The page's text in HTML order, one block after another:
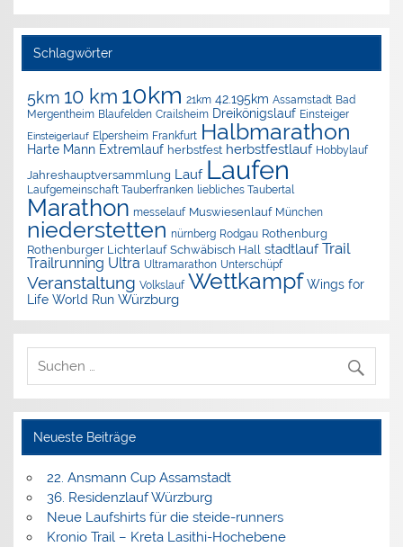
Schlagwörter
5km 10 km 10km 21km 42.195km Assamstadt Bad
Mergentheim Blaufelden Crailsheim Dreikönigslauf Einsteiger
Einsteigerlauf Elpersheim Frankfurt Halbmarathon
Harte Mann Extremlauf herbstfest herbstfestlauf Hobbylauf
Jahreshauptversammlung Lauf Laufen
Laufgemeinschaft Tauberfranken liebliches Taubertal
Marathon messelauf Muswiesenlauf München
niederstetten nürnberg Rodgau Rothenburg
Rothenburger Lichterlauf Schwäbisch Hall stadtlauf Trail
Trailrunning Ultra Ultramarathon Unterschüpf
Veranstaltung Volkslauf Wettkampf Wings for
Life World Run Würzburg
Neueste Beiträge
22. Ansmann Cup Assamstadt
36. Residenzlauf Würzburg
Neue Laufshirts für die steide-runners
Kronio Trail – Kreta Lasithi-Hochebene